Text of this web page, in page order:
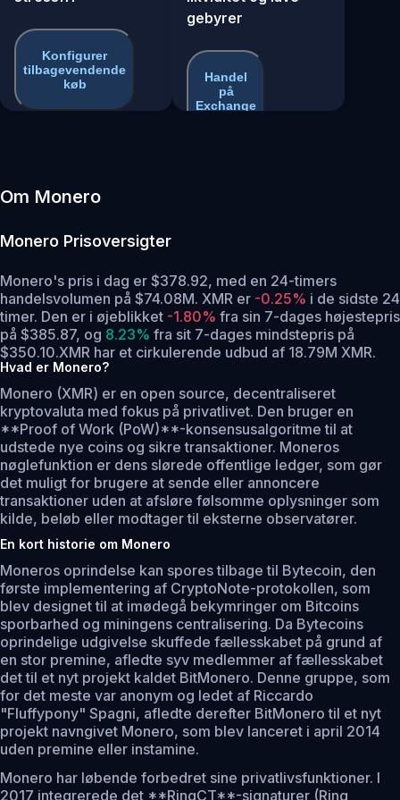
Konfigurer
tilbagevendende
køb
gebyrer
Handel
på
Exchange
Om Monero
Monero Prisoversigter
Monero's pris i dag er $378.92, med en 24-timers
handelsvolumen på $74.08M. XMR er -0.25% i de sidste 24
timer. Den er i øjeblikket -1.80% fra sin 7-dages højestepris
på $385.87, og 8.23% fra sit 7-dages mindstepris på
$350.10.XMR har et cirkulerende udbud af 18.79M XMR.
Hvad er Monero?
Monero (XMR) er en open source, decentraliseret
kryptovaluta med fokus på privatlivet. Den bruger en
**Proof of Work (PoW)**-konsensusalgoritme til at
udstede nye coins og sikre transaktioner. Moneros
nøglefunktion er dens slørede offentlige ledger, som gør
det muligt for brugere at sende eller annoncere
transaktioner uden at afsløre følsomme oplysninger som
kilde, beløb eller modtager til eksterne observatører.
En kort historie om Monero
Moneros oprindelse kan spores tilbage til Bytecoin, den
første implementering af CryptoNote-protokollen, som
blev designet til at imødegå bekymringer om Bitcoins
sporbarhed og miningens centralisering. Da Bytecoins
oprindelige udgivelse skuffede fællesskabet på grund af
en stor premine, afledte syv medlemmer af fællesskabet
det til et nyt projekt kaldet BitMonero. Denne gruppe, som
for det meste var anonym og ledet af Riccardo
"Fluffypony" Spagni, afledte derefter BitMonero til et nyt
projekt navngivet Monero, som blev lanceret i april 2014
uden premine eller instamine.
Monero har løbende forbedret sine privatlivsfunktioner. I
2017 integrerede det **RingCT**-signaturer (Ring